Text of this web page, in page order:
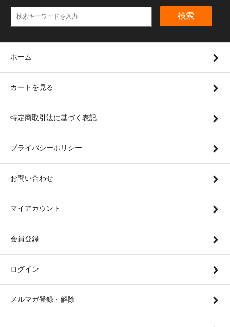
検索
ホーム
カートを見る
特定商取引法に基づく表記
プライバシーポリシー
お問い合わせ
マイアカウント
会員登録
ログイン
メルマガ登録・解除